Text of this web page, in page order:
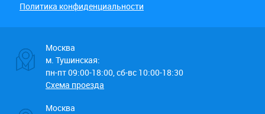
Политика конфиденциальности
Москва
м. Тушинская:
пн-пт 09:00-18:00, сб-вс 10:00-18:30
Схема проезда
Москва